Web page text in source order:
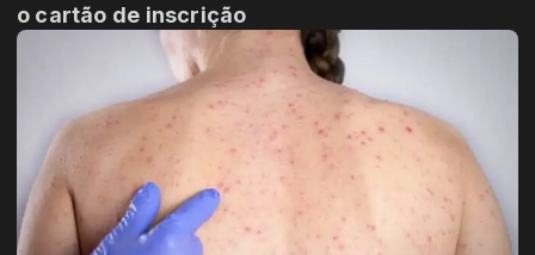
o cartão de inscrição